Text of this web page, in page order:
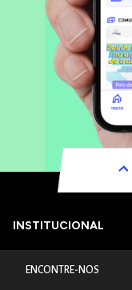
INSTITUCIONAL
ENCONTRE-NOS